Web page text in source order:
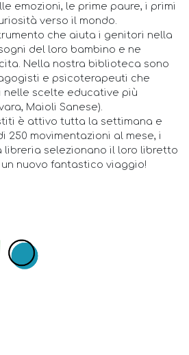
emozioni, le prime paure, i primi
verso il mondo.
che aiuta i genitori nella
del loro bambino e ne
Nella nostra biblioteca sono
e psicoterapeuti che
nelle scelte educative più
Maioli Sanese).
è attivo tutta la settimana e
250 movimentazioni al mese, i
libreria selezionano il loro libretto
nuovo fantastico viaggio!